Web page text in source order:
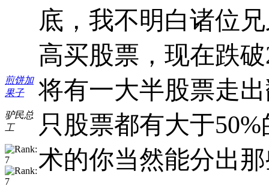
煎饼加
果子
驴民总
工
底，我不明白诸位
高买股票，现在跌破
将有一大半股票走
只股票都有大于50%
术的你当然能分出